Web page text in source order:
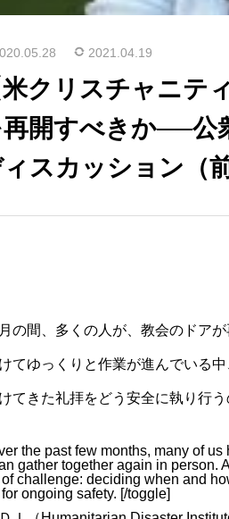
2021.04.19
米クリスチャニテ
開すべきか──公
スカッション（前
の間、多くの人が、教会のドア
てゆっくりと作業が進んでいる
てきた礼拝をどう安全に執り行う
the past few months, many of
gather together again in person.
challenge: deciding when and
ongoing safety. [/toggle]